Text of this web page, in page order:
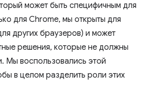
может быть специфичным для
для Chrome, мы открыты для
других браузеров) и может
решения, которые не должны
Мы воспользовались этой
в целом разделить роли этих